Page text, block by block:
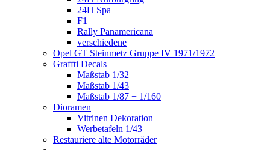
24H Spa
F1
Rally Panamericana
verschiedene
Opel GT Steinmetz Gruppe IV 1971/1972
Graffti Decals
Maßstab 1/32
Maßstab 1/43
Maßstab 1/87 + 1/160
Dioramen
Vitrinen Dekoration
Werbetafeln 1/43
Restauriere alte Motorräder